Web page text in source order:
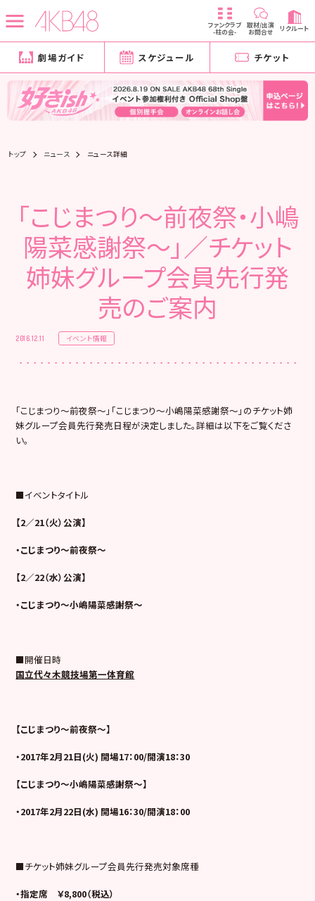
ファンクラブ
-柱の会-
取材/出演
お問合せ リクルート
劇場ガイド スケジュール チケット
トップ ニュース ニュース詳細
「こじまつり～前夜祭・小嶋
陽菜感謝祭～」／チケット
姉妹グループ会員先行発
売のご案内
2016.12.11 イベント情報
「こじまつり～前夜祭～」「こじまつり～小嶋陽菜感謝祭～」のチケット姉
妹グループ会員先行発売日程が決定しました。詳細は以下をご覧くださ
い。
■イベントタイトル
【2／21（火）公演】
・こじまつり～前夜祭～
【2／22（水）公演】
・こじまつり～小嶋陽菜感謝祭～
■開催日時
国立代々木競技場第一体育館
【こじまつり～前夜祭～】
・2017年2月21日(火) 開場17：00/開演18：30
【こじまつり～小嶋陽菜感謝祭～】
・2017年2月22日(水) 開場16：30/開演18：00
■チケット姉妹グループ会員先行発売対象席種
・指定席 ￥8,800（税込）